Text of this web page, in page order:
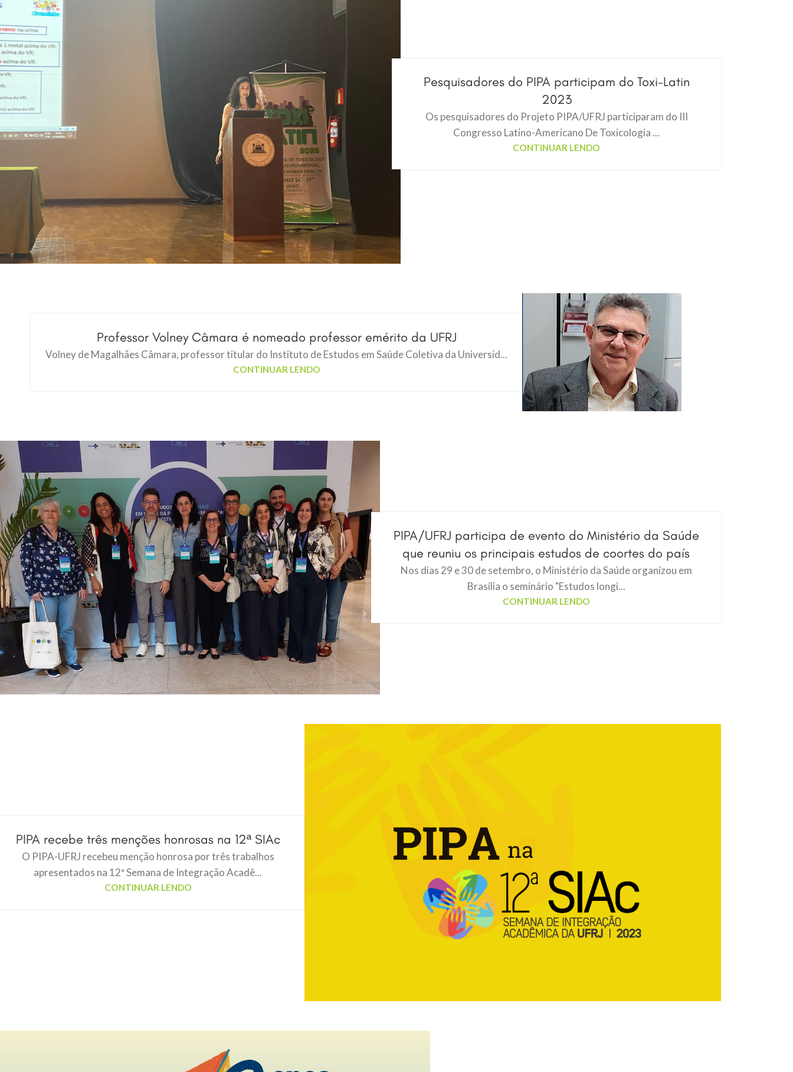
Pesquisadores do PIPA participam do Toxi-Latin
2023
Os pesquisadores do Projeto PIPA/UFRJ participaram do III
Congresso Latino-Americano De Toxicologia ...
CONTINUAR LENDO
Professor Volney Câmara é nomeado professor emérito da UFRJ
Volney de Magalhães Câmara, professor titular do Instituto de Estudos em Saúde Coletiva da Universid...
CONTINUAR LENDO
PIPA/UFRJ participa de evento do Ministério da Saúde
que reuniu os principais estudos de coortes do país
Nos dias 29 e 30 de setembro, o Ministério da Saúde organizou em
Brasília o seminário "Estudos longi...
CONTINUAR LENDO
PIPA recebe três menções honrosas na 12ª SIAc
O PIPA-UFRJ recebeu menção honrosa por três trabalhos
apresentados na 12ª Semana de Integração Acadê...
CONTINUAR LENDO